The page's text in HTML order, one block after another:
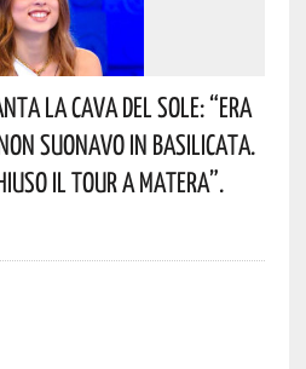
La Cava Del Sole: “era
Suonavo In Basilicata.
Il Tour A Matera”.